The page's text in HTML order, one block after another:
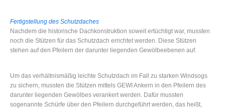
Fertigstellung des Schutzdaches
Nachdem die historische Dachkonstruktion soweit ertüchtigt war, mussten
noch die Stützen für das Schutzdach errichtet werden. Diese Stützen
stehen auf den Pfeilern der darunter liegenden Gewölbeebenen auf.
Um das verhältnismäßig leichte Schutzdach im Fall zu starken Windsogs
zu sichern, mussten die Stützen mittels GEWI Ankern in den Pfeilern des
darunter liegenden Gewölbes verankert werden. Dafür mussten
sogenannte Schürfe über den Pfeilern durchgeführt werden, das heißt,